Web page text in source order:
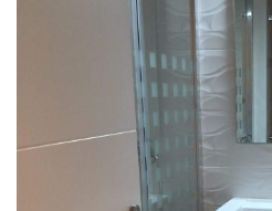
BAÑOS
Baño 8